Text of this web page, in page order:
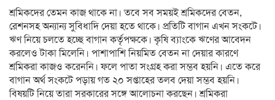
শ্রমিকদের তেমন কাজ থাকে না। তবে সব সময়ই শ্রমিকদের বেতন,
রেশনসহ অন্যান্য সুবিধাদি দেয়া হতে থাকে। প্রতিটি বাগান এখন সংকটে।
ঋণ নিয়ে চলতে হচ্ছে বাগান কর্তৃপক্ষকে। কৃষি ব্যাংকে ঋণের আবেদন
করলেও টাকা মিলেনি। পাশাপাশি নিয়মিত বেতন না দেয়ার কারণে
শ্রমিকরা কাজও করেননি। ফলে পাতা সংগ্রহ করা সম্ভব হয়নি। এতে করে
বাগান অর্থ সংকটে পড়ায় গত ২০ সপ্তাহের তলব দেয়া সম্ভব হয়নি।
বিষয়টি নিয়ে তারা সরকারের সঙ্গে আলোচনা করছেন। শ্রমিকরা